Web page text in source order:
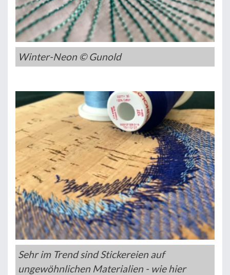
Winter-Neon © Gunold
Sehr im Trend sind Stickereien auf
ungewöhnlichen Materialien - wie hier